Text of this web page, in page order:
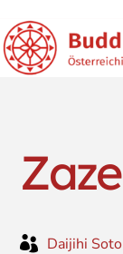
 Daijihi